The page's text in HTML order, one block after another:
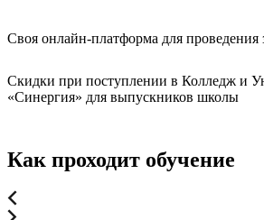
Своя онлайн-платформа для проведения
Скидки при поступлении в Колледж и
«Синергия» для выпускников школы
Как проходит обучение